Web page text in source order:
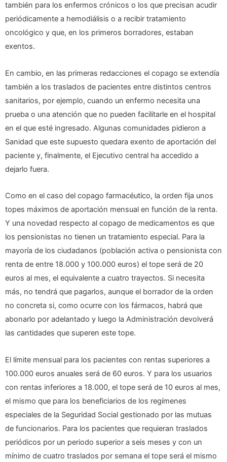
también para los enfermos crónicos o los que precisan acudir
periódicamente a hemodiálisis o a recibir tratamiento
oncológico y que, en los primeros borradores, estaban
exentos.
En cambio, en las primeras redacciones el copago se extendía
también a los traslados de pacientes entre distintos centros
sanitarios, por ejemplo, cuando un enfermo necesita una
prueba o una atención que no pueden facilitarle en el hospital
en el que esté ingresado. Algunas comunidades pidieron a
Sanidad que este supuesto quedara exento de aportación del
paciente y, finalmente, el Ejecutivo central ha accedido a
dejarlo fuera.
Como en el caso del copago farmacéutico, la orden fija unos
topes máximos de aportación mensual en función de la renta.
Y una novedad respecto al copago de medicamentos es que
los pensionistas no tienen un tratamiento especial. Para la
mayoría de los ciudadanos (población activa o pensionista con
renta de entre 18.000 y 100.000 euros) el tope será de 20
euros al mes, el equivalente a cuatro trayectos. Si necesita
más, no tendrá que pagarlos, aunque el borrador de la orden
no concreta si, como ocurre con los fármacos, habrá que
abonarlo por adelantado y luego la Administración devolverá
las cantidades que superen este tope.
El límite mensual para los pacientes con rentas superiores a
100.000 euros anuales será de 60 euros. Y para los usuarios
con rentas inferiores a 18.000, el tope será de 10 euros al mes,
el mismo que para los beneficiarios de los regímenes
especiales de la Seguridad Social gestionado por las mutuas
de funcionarios. Para los pacientes que requieran traslados
periódicos por un periodo superior a seis meses y con un
mínimo de cuatro traslados por semana el tope será el mismo